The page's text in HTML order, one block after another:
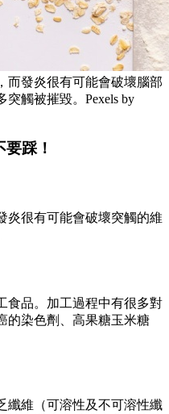
而發炎很有可能會破壞腦部
觸被摧毀。Pexels by
踩！
炎很有可能會破壞突觸的維
食品。加工過程中有很多對
的染色劑、高果糖玉米糖
纖維（可溶性及不可溶性纖